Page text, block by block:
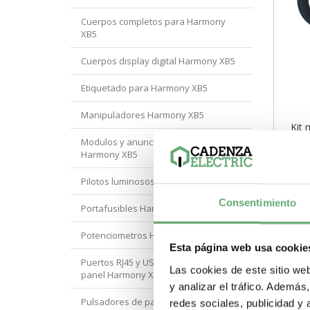
Consentimiento
Esta página web usa
Las cookies de este sitio
y analizar el tráfico.
redes sociales, publicidad y
Kit
Gama
Cuerpos completos para Harmony
XB5
Cuerpos display digital Harmony XB5
Etiquetado para Harmony XB5
Manipuladores Harmony XB5
Modulos y anunciadores para
Harmony XB5
Pilotos luminosos Harmony XB5
Portafusibles Harmony XB5
Potenciometros Harmony XB5
Puertos RJ45 y USB montados en
panel Harmony XB5
Pulsadores de parada de emergencia